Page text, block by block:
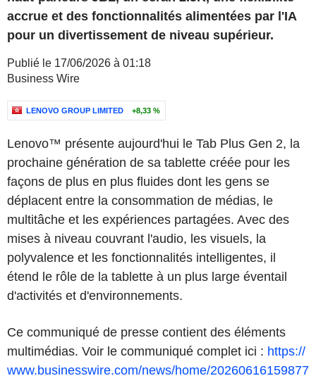
accrue et des fonctionnalités alimentées par l'IA
pour un divertissement de niveau supérieur.
Publié le 17/06/2026 à 01:18
Business Wire
LENOVO GROUP LIMITED +8,33 %
Lenovo™ présente aujourd'hui le Tab Plus Gen 2, la
prochaine génération de sa tablette créée pour les
façons de plus en plus fluides dont les gens se
déplacent entre la consommation de médias, le
multitâche et les expériences partagées. Avec des
mises à niveau couvrant l'audio, les visuels, la
polyvalence et les fonctionnalités intelligentes, il
étend le rôle de la tablette à un plus large éventail
d'activités et d'environnements.
Ce communiqué de presse contient des éléments
multimédias. Voir le communiqué complet ici : https://
www.businesswire.com/news/home/20260616159877